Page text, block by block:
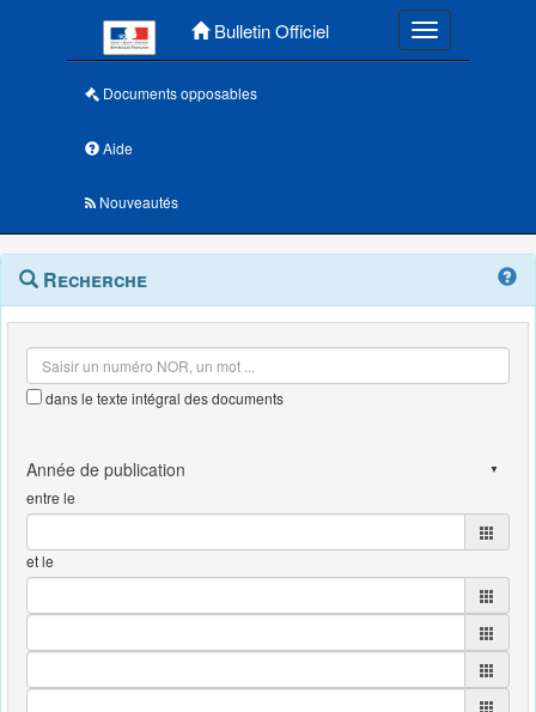
Bulletin Officiel Toggle
Documents opposables
Aide
Nouveautés
Navigation
outils
Menu
contextuel
Recherche
dans le texte intégral des documents
entre le
et le